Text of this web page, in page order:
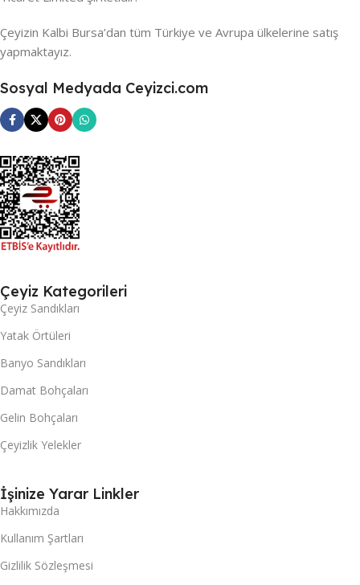
Çeyizin Kalbi Bursa’dan tüm Türkiye ve Avrupa ülkelerine satış
yapmaktayız.
Sosyal Medyada Ceyizci.com
Çeyiz Kategorileri
Çeyiz Sandıkları
Yatak Örtüleri
Banyo Sandıkları
Damat Bohçaları
Gelin Bohçaları
Çeyizlik Yelekler
İşinize Yarar Linkler
Hakkımızda
Kullanım Şartları
Gizlilik Sözleşmesi